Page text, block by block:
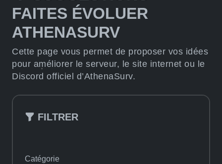
FAITES ÉVOLUER
ATHENASURV
Cette page vous permet de proposer vos idées
pour améliorer le serveur, le site internet ou le
Discord officiel d’AthenaSurv.
FILTRER
Catégorie